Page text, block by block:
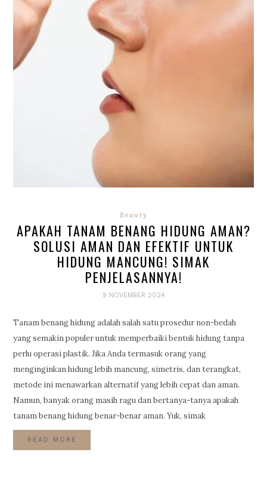
Beauty
APAKAH TANAM BENANG HIDUNG AMAN?
SOLUSI AMAN DAN EFEKTIF UNTUK
HIDUNG MANCUNG! SIMAK
PENJELASANNYA!
9 NOVEMBER 2024
Tanam benang hidung adalah salah satu prosedur non-bedah
yang semakin populer untuk memperbaiki bentuk hidung tanpa
perlu operasi plastik. Jika Anda termasuk orang yang
menginginkan hidung lebih mancung, simetris, dan terangkat,
metode ini menawarkan alternatif yang lebih cepat dan aman.
Namun, banyak orang masih ragu dan bertanya-tanya apakah
tanam benang hidung benar-benar aman. Yuk, simak
READ MORE